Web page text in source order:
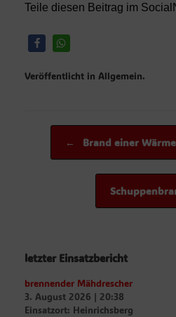
Teile diesen Beitrag im
Veröffentlicht in Allgemein.
← Brand einer
letzter Einsatzbericht
brennender Mähdrescher
3. August 2026 | 20:38
Einsatzort: Heinrichsberg